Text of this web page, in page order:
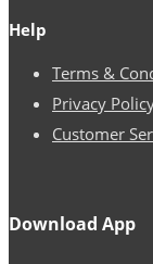
Help
Terms &
Privacy
Customer
Download App